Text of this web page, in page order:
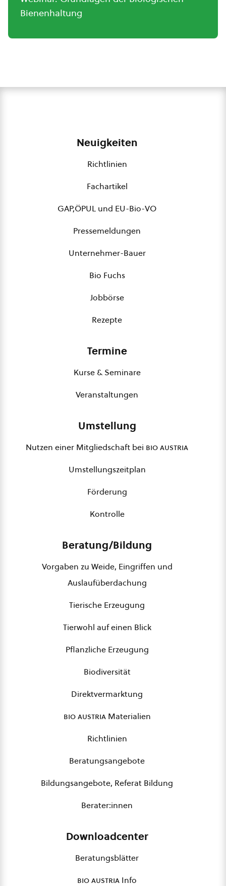
Bienenhaltung
Neuigkeiten
Richtlinien
Fachartikel
GAP,ÖPUL und EU-Bio-VO
Pressemeldungen
Unternehmer-Bauer
Bio Fuchs
Jobbörse
Rezepte
Termine
Kurse & Seminare
Veranstaltungen
Umstellung
Nutzen einer Mitgliedschaft bei bio austria
Umstellungszeitplan
Förderung
Kontrolle
Beratung/Bildung
Vorgaben zu Weide, Eingriffen und
Auslaufüberdachung
Tierische Erzeugung
Tierwohl auf einen Blick
Pflanzliche Erzeugung
Biodiversität
Direktvermarktung
bio austriaMaterialien
Richtlinien
Beratungsangebote
Bildungsangebote, Referat Bildung
Berater:innen
Downloadcenter
Beratungsblätter
bio austria Info